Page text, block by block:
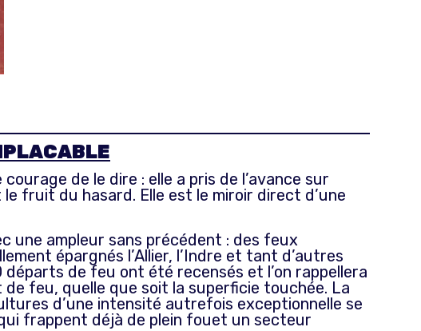
de le dire : elle a pris de l’avance sur
fruit du hasard. Elle est le miroir direct d’une
une ampleur sans précédent : des feux
épargnés l’Allier, l’Indre et tant d’autres
départs de feu ont été recensés et l’on rappellera
feu, quelle que soit la superficie touchée. La
d’une intensité autrefois exceptionnelle se
frappent déjà de plein fouet un secteur